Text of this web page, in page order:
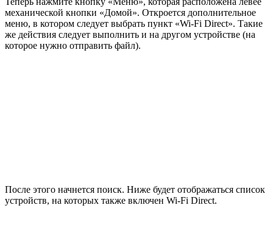
механической кнопки «Домой». Откроется дополнительное
меню, в котором следует выбрать пункт «Wi-Fi Direct». Такие
же действия следует выполнить и на другом устройстве (на
которое нужно отправить файл).
После этого начнется поиск. Ниже будет отображаться список
устройств, на которых также включен Wi-Fi Direct.